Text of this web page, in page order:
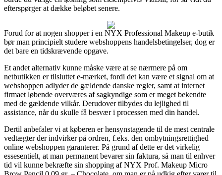
efterspørger at dække beløbet senere.
Forud for at nogen shopper i en NYX Professional Makeup e-butik
bør man principielt studere webshoppens handelsbetingelser, dog er
det bare en tidskrævende opgave.
Et andet alternativ kunne måske være at se nærmere på om
netbutikken er tilsluttet e-mærket, fordi det kan være et signal om at
webshoppen adlyder de gældende danske regler, samt at internet
firmaet løbende overværes af sagkyndige som er meget bekendte
med de gældende vilkår. Derudover tilbydes du lejlighed til
assistance, når du skulle få besvær i processen med din handel.
Dertil anbefaler vi at køberen er hensynstagende til de mest centrale
vedtægter der indvirker på ordren, f.eks. den ombytningsrettighed
online webshoppen garanterer. På grund af dette er det virkelig
essesentielt, at man permanent bevarer sin faktura, så man til enhver
tid vil kunne bekræfte sin shopping af NYX Prof. Makeup Micro